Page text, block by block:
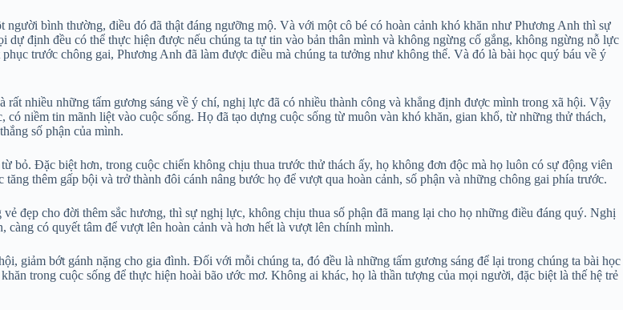
bình thường, điều đó đã thật đáng ngưỡng mộ. Và với một cô bé có hoàn cảnh khó khăn như Phương Anh thì sự
định đều có thể thực hiện được nếu chúng ta tự tin vào bản thân mình và không ngừng cố gắng, không ngừng nỗ lực
trước chông gai, Phương Anh đã làm được điều mà chúng ta tưởng như không thể. Và đó là bài học quý báu về ý
nhiều những tấm gương sáng về ý chí, nghị lực đã có nhiều thành công và khẳng định được mình trong xã hội. Vậy
niềm tin mãnh liệt vào cuộc sống. Họ đã tạo dựng cuộc sống từ muôn vàn khó khăn, gian khổ, từ những thử thách,
số phận của mình.
Đặc biệt hơn, trong cuộc chiến không chịu thua trước thử thách ấy, họ không đơn độc mà họ luôn có sự động viên
thêm gấp bội và trở thành đôi cánh nâng bước họ để vượt qua hoàn cảnh, số phận và những chông gai phía trước.
đẹp cho đời thêm sắc hương, thì sự nghị lực, không chịu thua số phận đã mang lại cho họ những điều đáng quý. Nghị
có quyết tâm để vượt lên hoàn cảnh và hơn hết là vượt lên chính mình.
giảm bớt gánh nặng cho gia đình. Đối với mỗi chúng ta, đó đều là những tấm gương sáng để lại trong chúng ta bài học
trong cuộc sống để thực hiện hoài bão ước mơ. Không ai khác, họ là thần tượng của mọi người, đặc biệt là thế hệ trẻ